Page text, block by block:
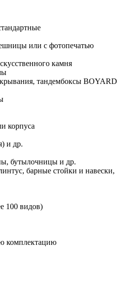
или с фотопечатью
камня
тандембоксы BOYARD
корпуса
и др.
бутылочницы и др.
барные стойки и навески,
100 видов)
комплектацию